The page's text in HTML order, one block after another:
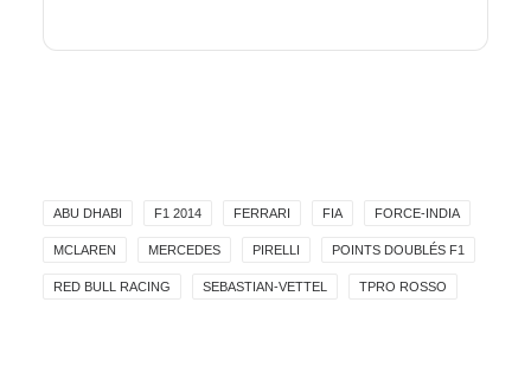
ABU DHABI F1 2014 FERRARI FIA FORCE-INDIA
MCLAREN MERCEDES PIRELLI POINTS DOUBLÉS F1
RED BULL RACING SEBASTIAN-VETTEL TPRO ROSSO